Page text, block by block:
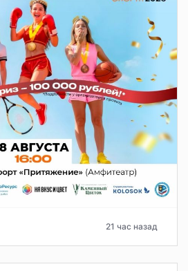
21 час назад